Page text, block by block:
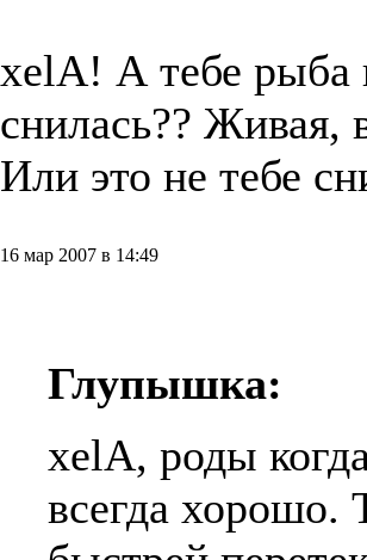
xelA! А тебе рыба
снилась?? Живая,
Или это не тебе
16 мар 2007 в 14:49
Глупышка:
хelA, роды
всегда хорошо.